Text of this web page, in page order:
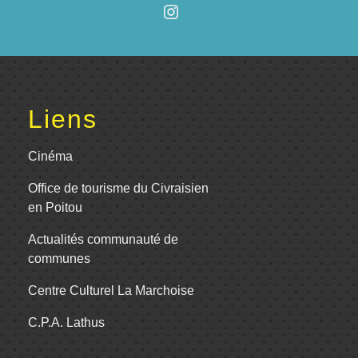
Liens
Cinéma
Office de tourisme du Civraisien
en Poitou
Actualités communauté de
communes
Centre Culturel La Marchoise
C.P.A. Lathus